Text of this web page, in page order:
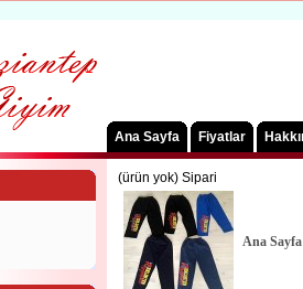
Ana Sayfa Fiyatlar
(ürün yok) Sipari
Ana Sayfa